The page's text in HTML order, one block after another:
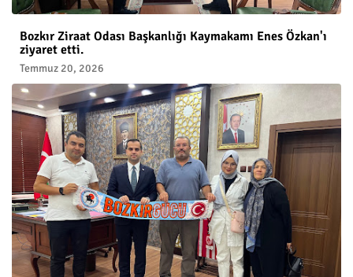
Bozkır Ziraat Odası Başkanlığı Kaymakamı Enes Özkan'ı
ziyaret etti.
Temmuz 20, 2026